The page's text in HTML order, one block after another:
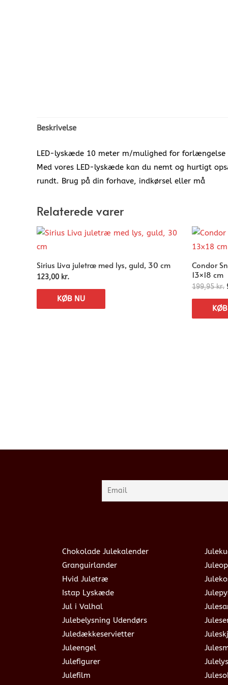
Beskrivelse
LED-lyskæde 10 meter m/mulighed for forlængelse
Med vores LED-lyskæde kan du nemt og hurtigt
rundt. Brug på din forhave, indkørsel eller må
Relaterede varer
Sirius Liva juletræ med lys, guld, 30 cm
123,00 kr.
KØB NU
Condor
13×18 cm
199,95kr.
Chokolade Julekalender
Granguirlander
Hvid Juletræ
Istap Lyskæde
Jul i Valhal
Julebelysning Udendørs
Juledækkeservietter
Juleengel
Julefigurer
Julefilm